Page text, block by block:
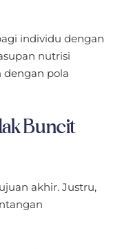
individu dengan
nutrisi
dengan pola
Buncit
akhir. Justru,